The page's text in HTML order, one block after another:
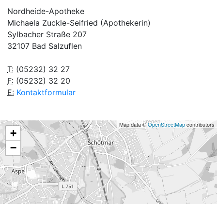
Nordheide-Apotheke
Michaela Zuckle-Seifried (Apothekerin)
Sylbacher Straße 207
32107 Bad Salzuflen
T: (05232) 32 27
F: (05232) 32 20
E: Kontaktformular
+
−
Map data ©OpenStreetMapcontributors